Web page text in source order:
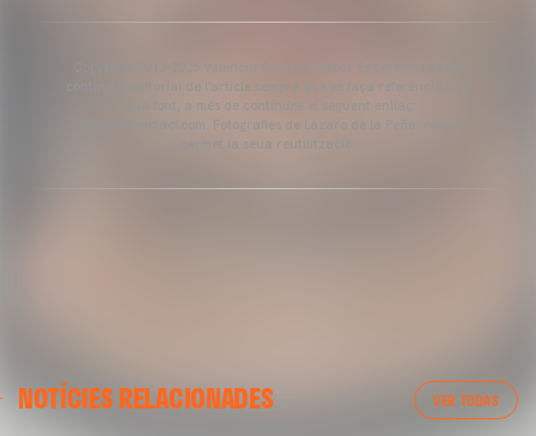
Copyright 2013-2025 Valencia Club de Futbol. Es permet l'ús del
contingut editorial de l'article sempre que es faça referència a la
seua font, a més de contindre el següent enllaç:
www.valenciacf.com. Fotografies de Lázaro de la Peña, no es
permet la seua reutilització.
NOTÍCIES RELACIONADES VER TODAS
ENTRENAMENT DEL VALENCIA CF 04/03/26